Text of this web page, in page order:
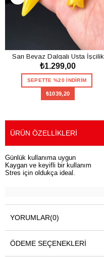
Sarı Beyaz Dalgalı Usta İşçilik
Balık Tesbih
₺1.299,00
SEPETTE %20 İNDİRİM
₺1039,20
ÜRÜN ÖZELLIKLERI
Günlük kullanıma uygun
Kaygan ve keyifli bir kullanım
Stres için oldukça ideal.
YORUMLAR(0)
ÖDEME SEÇENEKLERI